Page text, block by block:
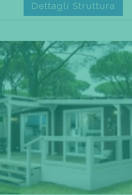
Dettagli Struttura